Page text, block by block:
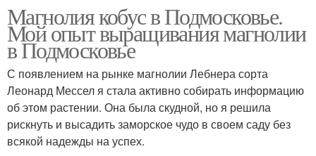
Магнолия кобус в Подмосковье.
Мой опыт выращивания магнолии
в Подмосковье
С появлением на рынке магнолии Лебнера сорта
Леонард Мессел я стала активно собирать информацию
об этом растении. Она была скудной, но я решила
рискнуть и высадить заморское чудо в своем саду без
всякой надежды на успех.